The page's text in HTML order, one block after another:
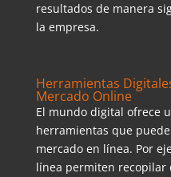
resultados de manera
la empresa.
Herramientas
Mercado Online
El mundo digital ofrece
herramientas que
mercado en línea. Por
línea permiten recopilar